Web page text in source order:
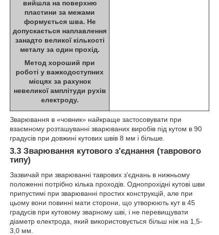
вийшла на поверхню
пластини за межами
формується шва. Не
допускається наплавлення
занадто великої кількості
металу за один прохід.
Метод хороший при
роботі у важкодоступних
місцях за рахунок
невеликої амплітуди рухів
електроду.
Зварювання в «човник» найкраще застосовувати при
взаємному розташуванні зварюваних виробів під кутом в 90
градусів при довжині кутових швів 8 мм і більше.
3.3 Зварювання кутового з'єднання (таврового
типу)
Зазвичай при зварюванні таврових з'єднань в нижньому
положенні потрібно кілька проходів. Однопрохідні кутові шви
припустимі при зварюванні простих конструкцій, але при
цьому вони повинні мати сторони, що утворюють кут в 45
градусів при кутовому зварному шві, і не перевищувати
діаметр електрода, який використовується більш ніж на 1,5-
3,0 мм.